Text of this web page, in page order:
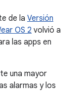
de la Versión
OS 2 volvió a
las apps en
una mayor
alarmas y los